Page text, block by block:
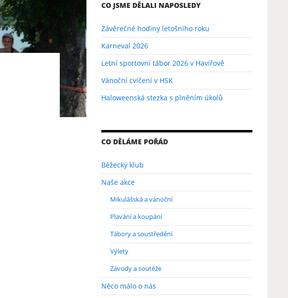
CO JSME DĚLALI NAPOSLEDY
Závěrečné hodiny letošního roku
Karneval 2026
Letní sportovní tábor 2026 v Havířově
Vánoční cvičení v HSK
Haloweenská stezka s plněním úkolů
CO DĚLÁME POŘÁD
Běžecký klub
Naše akce
Mikulášská a vánoční
Plavání a koupání
Tábory a soustředění
Výlety
Závody a soutěže
Něco málo o nás